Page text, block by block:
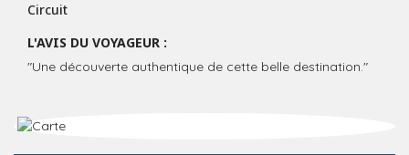
Circuit
L'AVIS DU VOYAGEUR :
"Une découverte authentique de cette belle destination."